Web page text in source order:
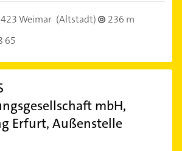
Weimar (Altstadt)
236 m
65
mbH,
Erfurt, Außenstelle